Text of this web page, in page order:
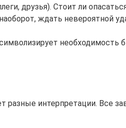
друзья). Стоит ли
ждать невероятной
необходимость
интерпретации. Все